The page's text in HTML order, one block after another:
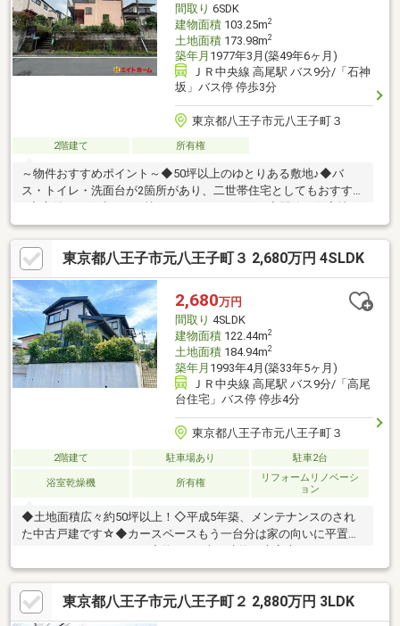
間取り 6SDK
建物面積103.25m2
土地面積173.98m2
築年月 1977年3月(築49年6ヶ月)
ＪＲ中央線 高尾駅 バス9分/「石神
坂」バス停 停歩3分
東京都八王子市元八王子町３
2階建て 所有権
～物件おすすめポイント～◆50坪以上のゆとりある敷地♪◆バ
ス・トイレ・洗面台が2箇所があり、二世帯住宅としてもおすすめ
ある陽当たり良好な中古戸建♪◆6DK＋Sのゆとりある間取り♪ご
家族はもちろん、二世帯住宅や在宅ワークにも対応できる多彩な
住空間♪【周辺環境】高尾東公園まで徒歩約2分八王子市立城山小
学校徒歩約22分八王子市立城山中学校徒歩約35分イーアス高尾徒
歩約35分
東京都八王子市元八王子町３ 2,680万円 4SLDK
2,680万円
間取り 4SLDK
建物面積122.44m2
土地面積184.94m2
築年月 1993年4月(築33年5ヶ月)
ＪＲ中央線 高尾駅 バス9分/「高尾
台住宅」バス停 停歩4分
東京都八王子市元八王子町３
2階建て 駐車場あり 駐車2台
浴室乾燥機 所有権
リフォームリノベーシ
ョン
◆土地面積広々約50坪以上！◇平成5年築、メンテナンスのされ
た中古戸建です☆◆カースペースもう一台分は家の向いに平置き
スペースがございます！◇約122平米の建物は大変大きくリフォ
ームの幅も広がります◎◆リビングには嬉しい床暖房がございま
す◎◇その他リフォーム履歴もございます☆お気軽にお問い合わ
せください！まずは現地をご見学♪内覧ご希望＆お問い合わせは、
グループ創業55年GLOBALKOEIまで！！（TEL 0120-971-347）
東京都八王子市元八王子町２ 2,880万円 3LDK